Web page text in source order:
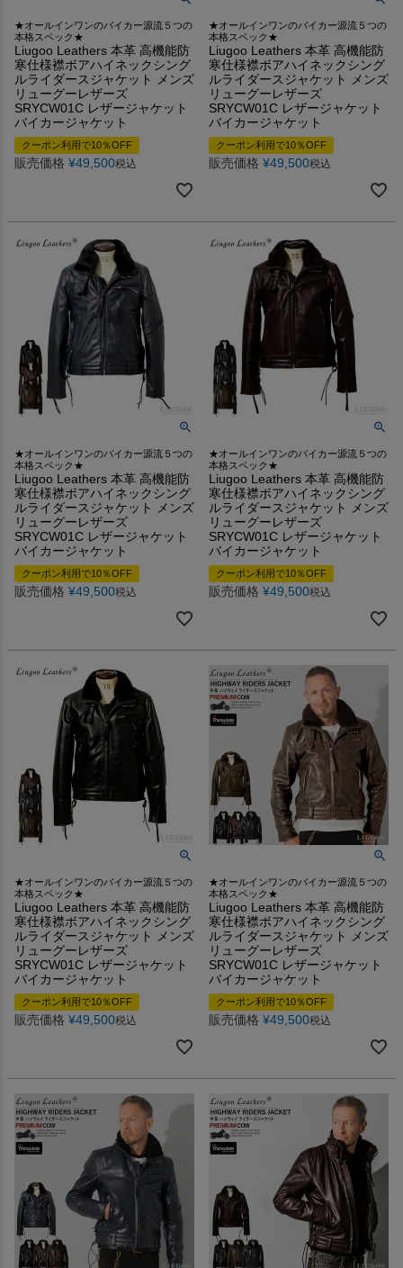
★オールインワンのバイカー源流５つの
本格スペック★
Liugoo Leathers 本革 高機能防
寒仕様襟ボアハイネックシング
ルライダースジャケット メンズ
リューグーレザーズ
SRYCW01C レザージャケット
バイカージャケット
クーポン利用で10％OFF
販売価格 ¥49,500税込
★オールインワンのバイカー源流５つの
本格スペック★
Liugoo Leathers 本革 高機能防
寒仕様襟ボアハイネックシング
ルライダースジャケット メンズ
リューグーレザーズ
SRYCW01C レザージャケット
バイカージャケット
クーポン利用で10％OFF
販売価格 ¥49,500税込
★オールインワンのバイカー源流５つの
本格スペック★
Liugoo Leathers 本革 高機能防
寒仕様襟ボアハイネックシング
ルライダースジャケット メンズ
リューグーレザーズ
SRYCW01C レザージャケット
バイカージャケット
クーポン利用で10％OFF
販売価格 ¥49,500税込
★オールインワンのバイカー源流５つの
本格スペック★
Liugoo Leathers 本革 高機能防
寒仕様襟ボアハイネックシング
ルライダースジャケット メンズ
リューグーレザーズ
SRYCW01C レザージャケット
バイカージャケット
クーポン利用で10％OFF
販売価格 ¥49,500税込
★オールインワンのバイカー源流５つの
本格スペック★
Liugoo Leathers 本革 高機能防
寒仕様襟ボアハイネックシング
ルライダースジャケット メンズ
リューグーレザーズ
SRYCW01C レザージャケット
バイカージャケット
クーポン利用で10％OFF
販売価格 ¥49,500税込
★オールインワンのバイカー源流５つの
本格スペック★
Liugoo Leathers 本革 高機能防
寒仕様襟ボアハイネックシング
ルライダースジャケット メンズ
リューグーレザーズ
SRYCW01C レザージャケット
バイカージャケット
クーポン利用で10％OFF
販売価格 ¥49,500税込